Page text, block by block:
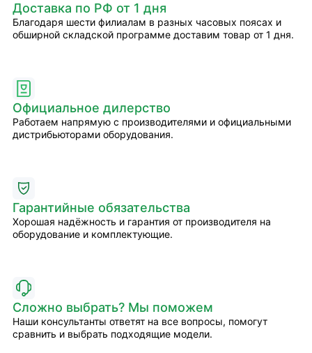
Доставка по РФ от 1 дня
Благодаря шести филиалам в разных часовых поясах и
обширной складской программе доставим товар от 1 дня.
Официальное дилерство
Работаем напрямую с производителями и официальными
дистрибьюторами оборудования.
Гарантийные обязательства
Хорошая надёжность и гарантия от производителя на
оборудование и комплектующие.
Сложно выбрать? Мы поможем
Наши консультанты ответят на все вопросы, помогут
сравнить и выбрать подходящие модели.